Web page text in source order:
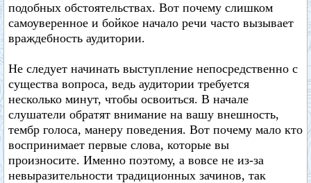
подобных обстоятельствах. Вот почему слишком
самоуверенное и бойкое начало речи часто вызывает
враждебность аудитории.
Не следует начинать выступление непосредственно с
существа вопроса, ведь аудитории требуется
несколько минут, чтобы освоиться. В начале
слушатели обратят внимание на вашу внешность,
тембр голоса, манеру поведения. Вот почему мало кто
воспринимает первые слова, которые вы
произносите. Именно поэтому, а вовсе не из-за
невыразительности традиционных зачинов, так